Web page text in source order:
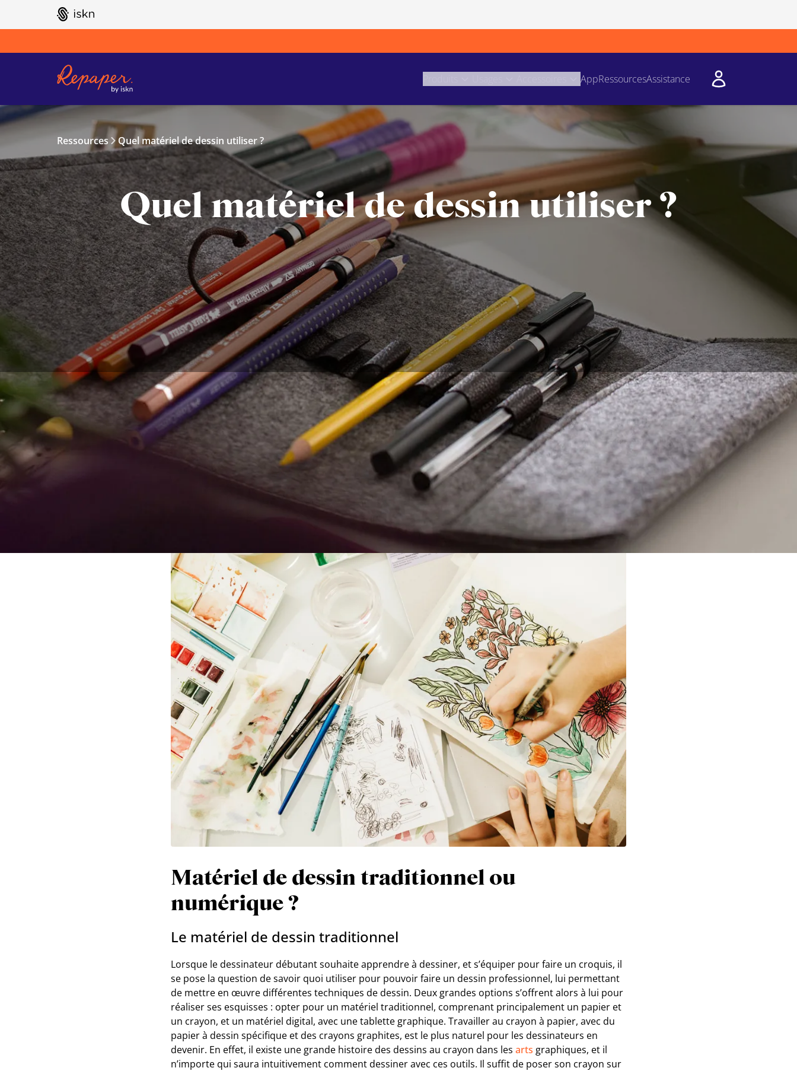
GO TO ISKN HOME
AppRessourcesAssistance
Ressources Quel matériel de dessin utiliser ?
Quel matériel de dessin utiliser ?
Dessiner au crayon sur une feuille de papier, ou sur une tablette graphique, nécessite dans tous les
cas d’investir dans du matériel plus ou moins abondant. Quels outils adopter ? Lesquels sont les plus
indispensables pour commencer le dessin ? Comment faire son choix parmi toutes les références de
papier et de crayon ? Nous vous donnons quelques clés afin de vous y retrouver dans tout cet
Matériel de dessin traditionnel ou
numérique ?
Le matériel de dessin traditionnel
Lorsque le dessinateur débutant souhaite apprendre à dessiner, et s’équiper pour faire un croquis, il
se pose la question de savoir quoi utiliser pour pouvoir faire un dessin professionnel, lui permettant
de mettre en œuvre différentes techniques de dessin. Deux grandes options s’offrent alors à lui pour
réaliser ses esquisses : opter pour un matériel traditionnel, comprenant principalement un papier et
un crayon, et un matériel digital, avec une tablette graphique. Travailler au crayon à papier, avec du
papier à dessin spécifique et des crayons graphites, est le plus naturel pour les dessinateurs en
devenir. En effet, il existe une grande histoire des dessins au crayon dans les arts graphiques, et il
n’importe qui saura intuitivement comment dessiner avec ces outils. Il suffit de poser son crayon sur